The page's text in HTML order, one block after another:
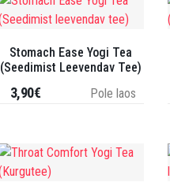
Stomach Ease Yogi Tea
(Seedimist Leevendav Tee)
Pole laos
3,90€